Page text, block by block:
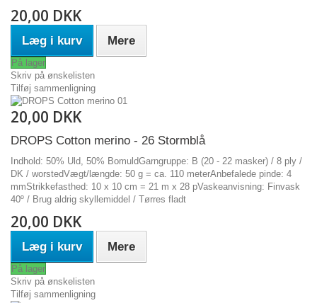
20,00 DKK
Læg i kurv Mere
På lager
Skriv på ønskelisten
Tilføj sammenligning
20,00 DKK
DROPS Cotton merino - 26 Stormblå
Indhold: 50% Uld, 50% BomuldGarngruppe: B (20 - 22 masker) / 8 ply /
DK / worstedVægt/længde: 50 g = ca. 110 meterAnbefalede pinde: 4
mmStrikkefasthed: 10 x 10 cm = 21 m x 28 pVaskeanvisning: Finvask
40º / Brug aldrig skyllemiddel / Tørres fladt
20,00 DKK
Læg i kurv Mere
På lager
Skriv på ønskelisten
Tilføj sammenligning